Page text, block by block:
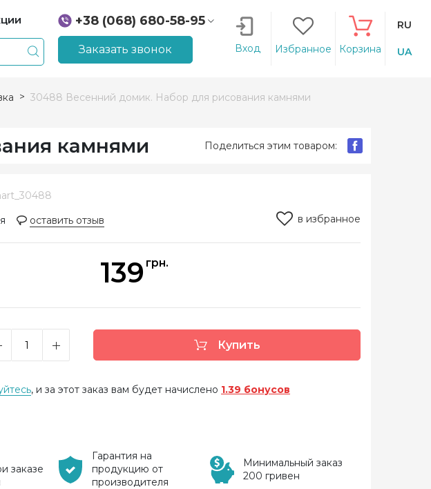
+38 (068) 680-58-95
+38 (066) 207-14-90
Заказать звонок Вход Избранное Корзина
RU
UA
30488 Весенний домик. Набор для рисования камнями
камнями Поделиться этим товаром:
оставить отзыв в избранное
139 грн.
Купить
, и за этот заказ вам будет начислено 1.39 бонусов
заказе
Гарантия на
продукцию от
производителя
Минимальный заказ
200 гривен